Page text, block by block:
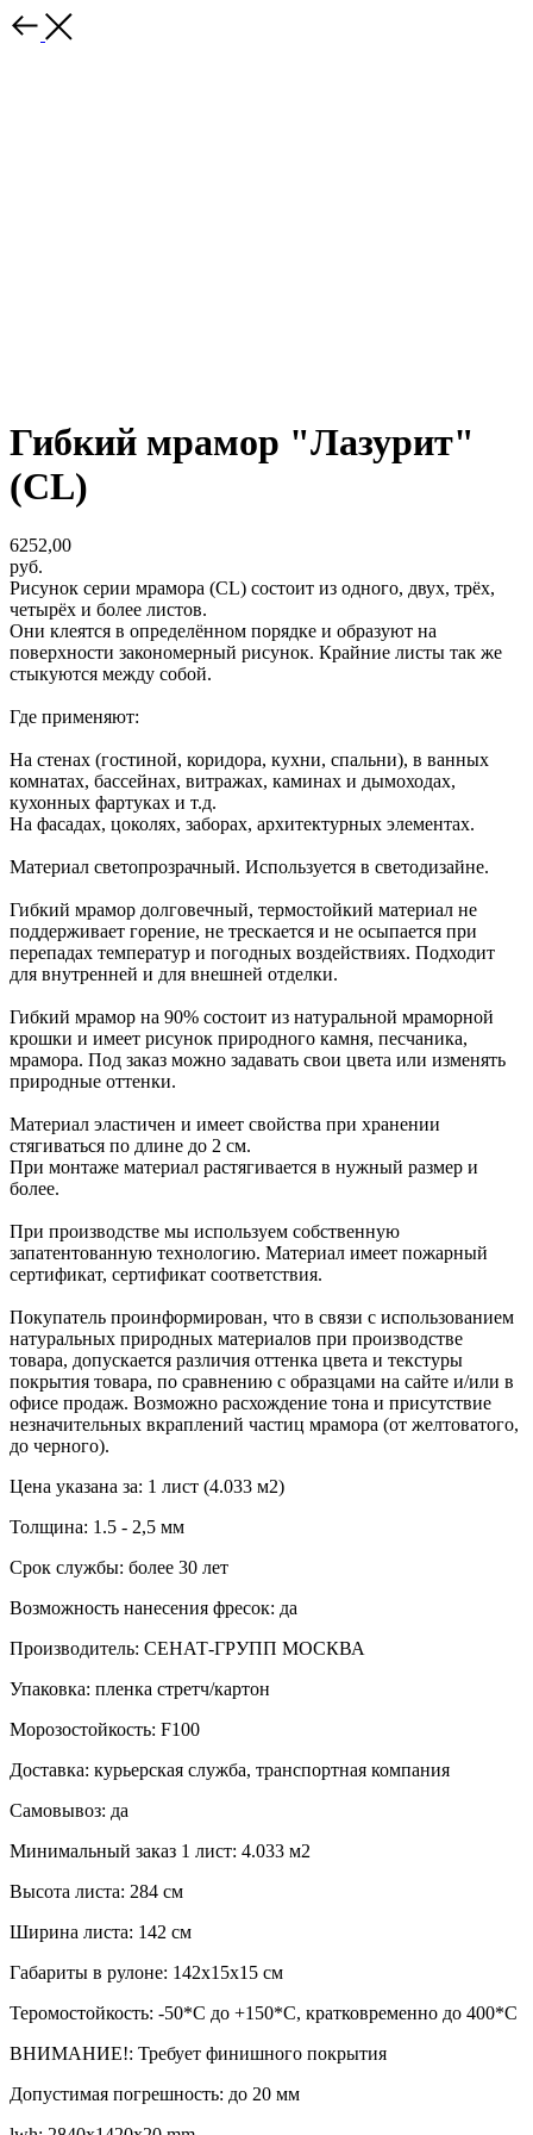
Гибкий мрамор "Лазурит"
(CL)
6252,00
руб.
Рисунок серии мрамора (CL) состоит из одного, двух, трёх,
четырёх и более листов.
Они клеятся в определённом порядке и образуют на
поверхности закономерный рисунок. Крайние листы так же
стыкуются между собой.
Где применяют:
На стенах (гостиной, коридора, кухни, спальни), в ванных
комнатах, бассейнах, витражах, каминах и дымоходах,
кухонных фартуках и т.д.
На фасадах, цоколях, заборах, архитектурных элементах.
Материал светопрозрачный. Используется в светодизайне.
Гибкий мрамор долговечный, термостойкий материал не
поддерживает горение, не трескается и не осыпается при
перепадах температур и погодных воздействиях. Подходит
для внутренней и для внешней отделки.
Гибкий мрамор на 90% состоит из натуральной мраморной
крошки и имеет рисунок природного камня, песчаника,
мрамора. Под заказ можно задавать свои цвета или изменять
природные оттенки.
Материал эластичен и имеет свойства при хранении
стягиваться по длине до 2 см.
При монтаже материал растягивается в нужный размер и
более.
При производстве мы используем собственную
запатентованную технологию. Материал имеет пожарный
сертификат, сертификат соответствия.
Покупатель проинформирован, что в связи с использованием
натуральных природных материалов при производстве
товара, допускается различия оттенка цвета и текстуры
покрытия товара, по сравнению с образцами на сайте и/или в
офисе продаж. Возможно расхождение тона и присутствие
незначительных вкраплений частиц мрамора (от желтоватого,
до черного).
Цена указана за: 1 лист (4.033 м2)
Толщина: 1.5 - 2,5 мм
Срок службы: более 30 лет
Возможность нанесения фресок: да
Производитель: СЕНАТ-ГРУПП МОСКВА
Упаковка: пленка стретч/картон
Морозостойкость: F100
Доставка: курьерская служба, транспортная компания
Самовывоз: да
Минимальный заказ 1 лист: 4.033 м2
Высота листа: 284 см
Ширина листа: 142 см
Габариты в рулоне: 142х15х15 см
Теромостойкость: -50*С до +150*С, кратковременно до 400*C
ВНИМАНИЕ!: Требует финишного покрытия
Допустимая погрешность: до 20 мм